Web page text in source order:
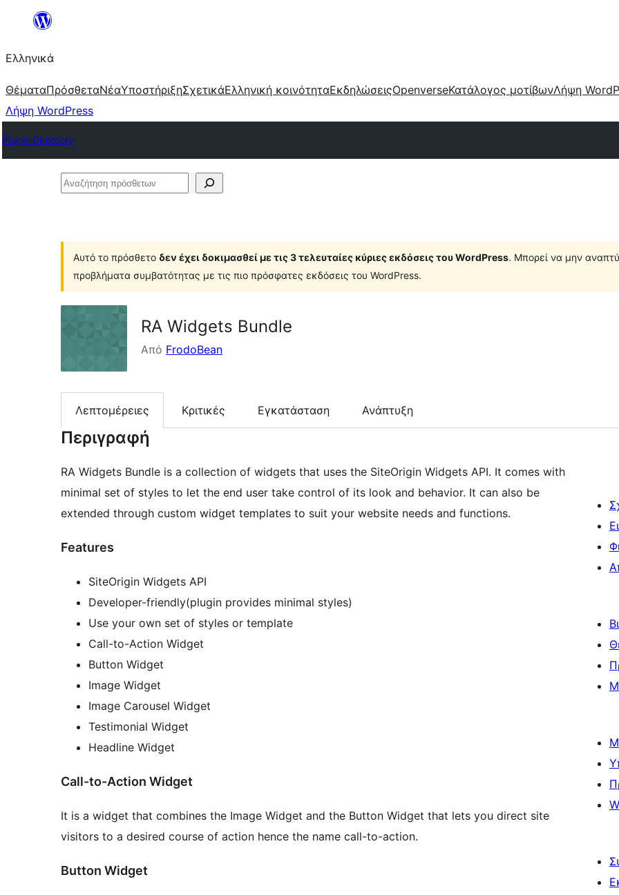
Μετάβαση
περιεχόμενο
Ελληνικά
ΘέματαΠρόσθεταΝέαΥποστήριξηΣχετικάΕλληνική κοινότηταΕκδηλώσειςOpenverseΚατάλογος μοτίβωνΛήψη
Λήψη WordPress
Plugin Directory
Αναζήτηση
Αυτό το πρόσθετο δεν έχει δοκιμασθεί με τις 3 τελευταίες κύριες εκδόσεις του WordPress. Μπορεί να μην
προβλήματα συμβατότητας με τις πιο πρόσφατες εκδόσεις του WordPress.
RA Widgets Bundle
Από FrodoBean
Λεπτομέρειες Κριτικές Εγκατάσταση Ανάπτυξη
Περιγραφή
RA Widgets Bundle is a collection of widgets that uses the SiteOrigin Widgets API. It comes with
minimal set of styles to let the end user take control of its look and behavior. It can also be
extended through custom widget templates to suit your website needs and functions.
Features
SiteOrigin Widgets API
Developer-friendly(plugin provides minimal styles)
Use your own set of styles or template
Call-to-Action Widget
Button Widget
Image Widget
Image Carousel Widget
Testimonial Widget
Headline Widget
Call-to-Action Widget
It is a widget that combines the Image Widget and the Button Widget that lets you direct site
visitors to a desired course of action hence the name call-to-action.
Button Widget